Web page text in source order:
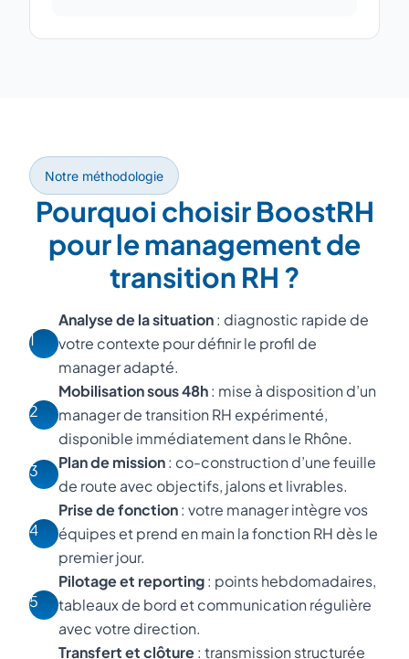
Notre méthodologie
Pourquoi choisir BoostRH
pour le management de
transition RH ?
1
Analyse de la situation: diagnostic rapide de
votre contexte pour définir le profil de
manager adapté.
2
Mobilisation sous 48h: mise à disposition d’un
manager de transition RH expérimenté,
disponible immédiatement dans le Rhône.
3
Plan de mission: co-construction d’une feuille
de route avec objectifs, jalons et livrables.
4
Prise de fonction: votre manager intègre vos
équipes et prend en main la fonction RH dès le
premier jour.
5
Pilotage et reporting: points hebdomadaires,
tableaux de bord et communication régulière
avec votre direction.
Transfert et clôture: transmission structurée